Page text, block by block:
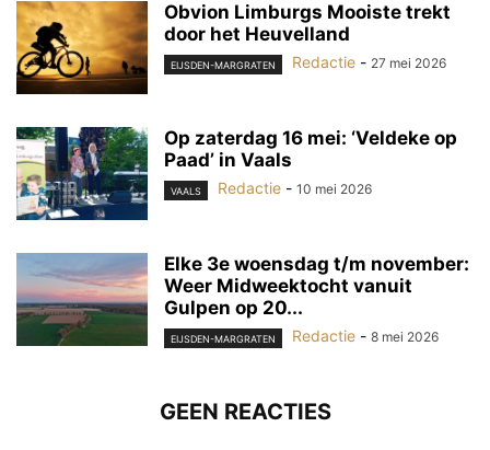
Obvion Limburgs Mooiste trekt
door het Heuvelland
EIJSDEN-MARGRATEN Redactie - 27 mei 2026
Op zaterdag 16 mei: ‘Veldeke op
Paad’ in Vaals
VAALS Redactie - 10 mei 2026
Elke 3e woensdag t/m november:
Weer Midweektocht vanuit
Gulpen op 20...
EIJSDEN-MARGRATEN Redactie - 8 mei 2026
GEEN REACTIES